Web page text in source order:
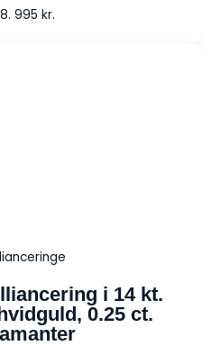
8. 995 kr.
i 14 kt.
0.25 ct.